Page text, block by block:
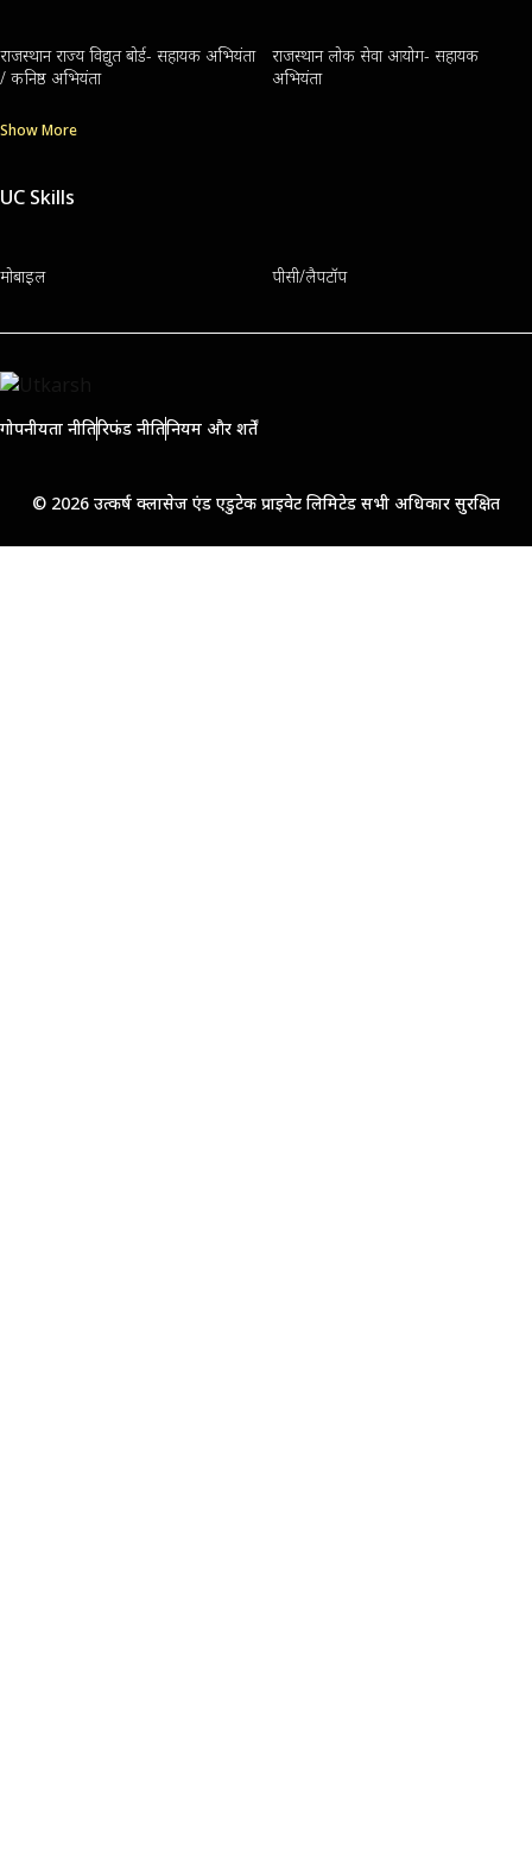
राजस्थान राज्य विद्युत बोर्ड- सहायक अभियंता
/ कनिष्ठ अभियंता
राजस्थान लोक सेवा आयोग- सहायक
अभियंता
Show More
UC Skills
मोबाइल पीसी/लैपटॉप
गोपनीयता नीतिरिफंड नीतिनियम और शर्तें
© 2026 उत्कर्ष क्लासेज एंड एडुटेक प्राइवेट लिमिटेड सभी अधिकार सुरक्षित